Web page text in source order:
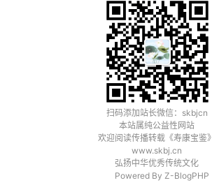
扫码添加站长微信：skbjcn
本站属纯公益性网站
欢迎阅读传播转载《寿康宝鉴》
www.skbj.cn
弘扬中华优秀传统文化
Powered By Z-BlogPHP